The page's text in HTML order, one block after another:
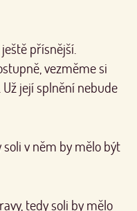
přísnější.
vezměme si
její splnění nebude
v něm by mělo být
tedy soli by mělo